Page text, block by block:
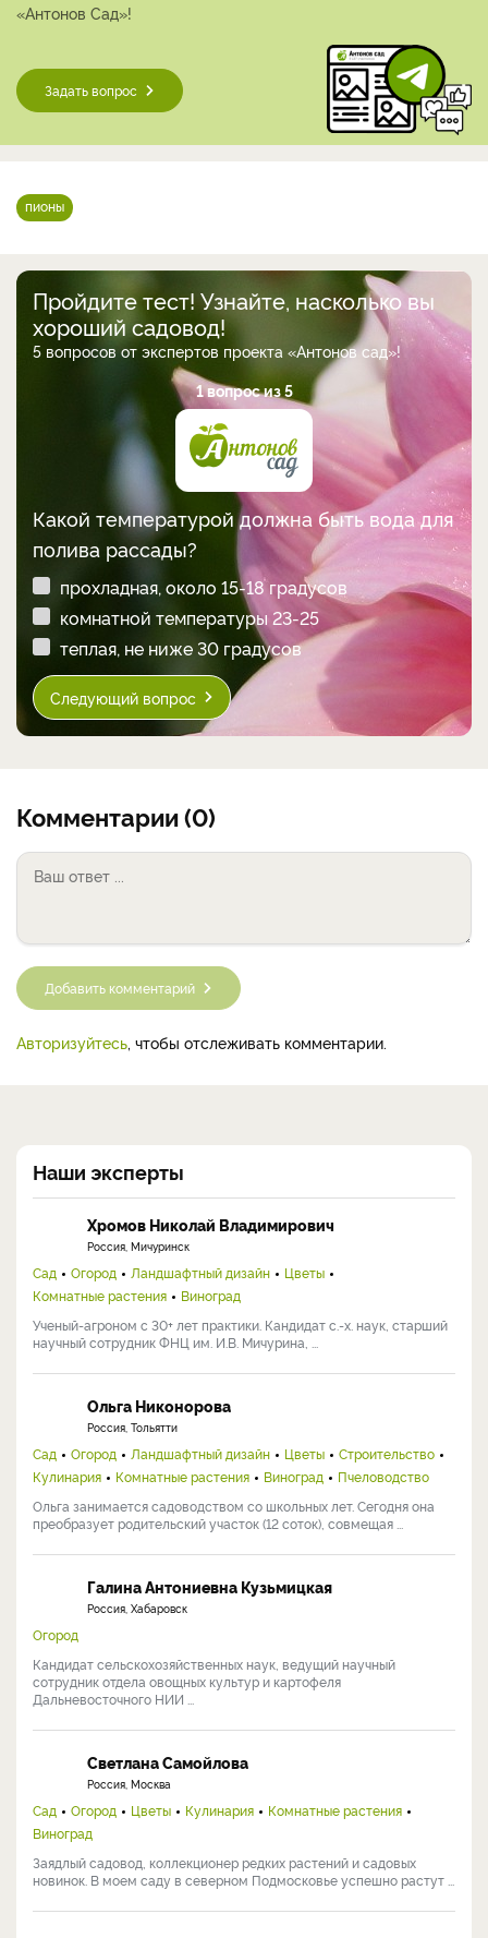
«Антонов Сад»!
Задать вопрос
пионы
Пройдите тест! Узнайте, насколько вы
хороший садовод!
5 вопросов от экспертов проекта «Антонов сад»!
1 вопрос из 5
Какой температурой должна быть вода для
полива рассады?
прохладная, около 15-18 градусов
комнатной температуры 23-25
теплая, не ниже 30 градусов
Следующий вопрос
Комментарии (0)
Добавить комментарий
Авторизуйтесь , чтобы отслеживать комментарии.
Наши эксперты
Хромов Николай Владимирович
Россия, Мичуринск
Сад Огород Ландшафтный дизайн
Цветы
Комнатные растения
Виноград
Ученый-агроном с 30+ лет практики. Кандидат с.-х. наук, старший
научный сотрудник ФНЦ им. И.В. Мичурина, ...
Ольга Никонорова
Россия, Тольятти
Сад Огород Ландшафтный дизайн Цветы
Строительство
Кулинария
Комнатные растения Виноград
Пчеловодство
Ольга занимается садоводством со школьных лет. Сегодня она
преобразует родительский участок (12 соток), совмещая ...
Галина Антониевна Кузьмицкая
Россия, Хабаровск
Огород
Кандидат сельскохозяйственных наук, ведущий научный
сотрудник отдела овощных культур и картофеля
Дальневосточного НИИ ...
Светлана Самойлова
Россия, Москва
Сад Огород Цветы Кулинария
Комнатные растения
Виноград
Заядлый садовод, коллекционер редких растений и садовых
новинок. В моем саду в северном Подмосковье успешно растут ...